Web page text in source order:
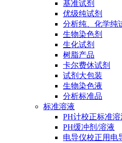
基准试剂
优级纯试剂
分析纯、化学纯
生物染色剂
生化试剂
树脂产品
卡尔费休试剂
试剂大包装
生物染色液
分析标准品
标准溶液
PH计校正标准溶
PH缓冲剂/溶液
电导仪校正用电